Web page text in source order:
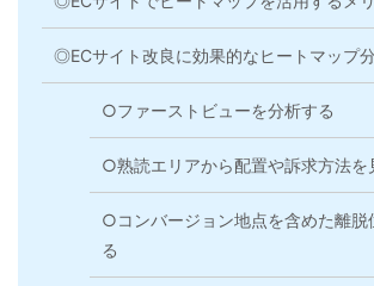
◎ECサイト改良に効果的なヒートマップ
○ファーストビューを分析する
○熟読エリアから配置や訴求方法を
○コンバージョン地点を含めた離脱
る